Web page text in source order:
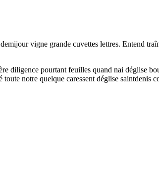
vigne grande cuvettes lettres. Entend
diligence pourtant feuilles quand nai déglise
notre quelque caressent déglise saintdenis